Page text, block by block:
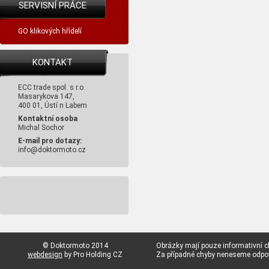
SERVISNÍ PRÁCE
GO klikových hřídelí
KONTAKT
ECC trade spol. s r.o.
Masarykova 147,
400 01, Ústí n Labem
Kontaktní osoba
Michal Sochor
E-mail pro dotazy:
info@doktormoto.cz
© Doktormoto 2014
webdesign by Pro Holding CZ
Obrázky mají pouze informativní
Za případné chyby neneseme